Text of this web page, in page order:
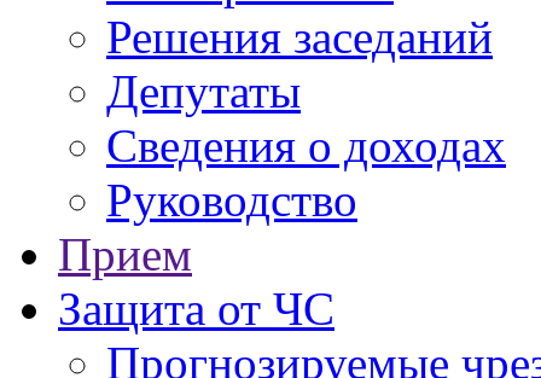
Решения заседаний
Депутаты
Сведения о доходах
Руководство
Прием
Защита от ЧС
Прогнозируемые